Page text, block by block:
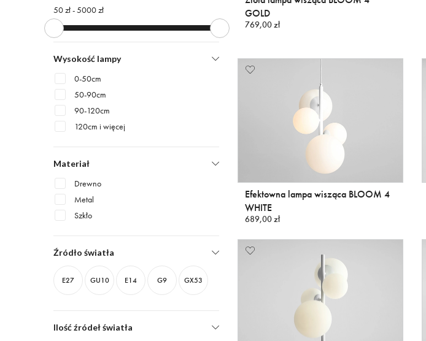
50 zł -5000 zł
Wysokość lampy
0-50cm
50-90cm
90-120cm
120cm i więcej
Materiał
Drewno
Metal
Szkło
Źródło światła
E27 GU10 E14 G9 GX53
Ilość źródeł światła
GOLD
769,00 zł
Efektowna lampa wisząca BLOOM 4
WHITE
689,00 zł